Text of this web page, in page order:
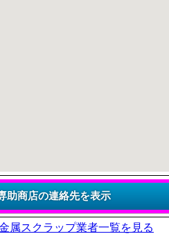
属スクラップ業者一覧を見る